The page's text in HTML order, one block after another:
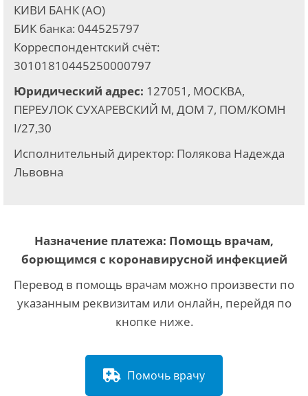
КИВИ БАНК (АО)
БИК банка: 044525797
Корреспондентский счёт:
30101810445250000797
Юридический адрес: 127051, МОСКВА,
ПЕРЕУЛОК СУХАРЕВСКИЙ М, ДОМ 7, ПОМ/КОМН
I/27,30
Исполнительный директор: Полякова Надежда
Львовна
Назначение платежа: Помощь врачам,
борющимся с коронавирусной инфекцией
Перевод в помощь врачам можно произвести по
указанным реквизитам или онлайн, перейдя по
кнопке ниже.
Помочь врачу